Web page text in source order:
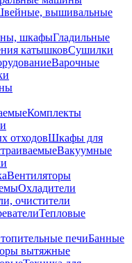
вышивальные
шкафыГладильные
катышковСушилки
Варочные
Комплекты
отходовШкафы для
Вакуумные
Вентиляторы
Охладители
очистители
Тепловые
печиБанные
вытяжные